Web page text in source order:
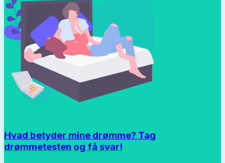
Hvad betyder mine drømme? Tag
drømmetesten og få svar!